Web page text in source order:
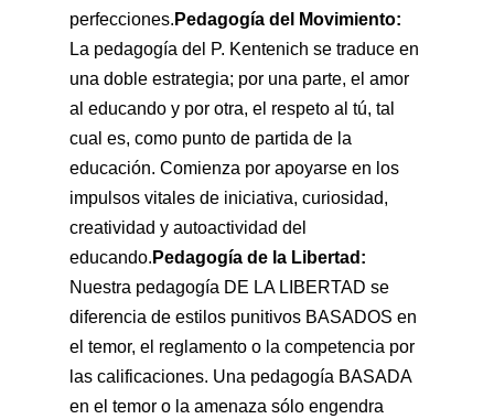
perfecciones. Pedagogía del Movimiento:
La pedagogía del P. Kentenich se traduce en
una doble estrategia; por una parte, el amor
al educando y por otra, el respeto al tú, tal
cual es, como punto de partida de la
educación. Comienza por apoyarse en los
impulsos vitales de iniciativa, curiosidad,
creatividad y autoactividad del
educando. Pedagogía de la Libertad:
Nuestra pedagogía DE LA LIBERTAD se
diferencia de estilos punitivos BASADOS en
el temor, el reglamento o la competencia por
las calificaciones. Una pedagogía BASADA
en el temor o la amenaza sólo engendra